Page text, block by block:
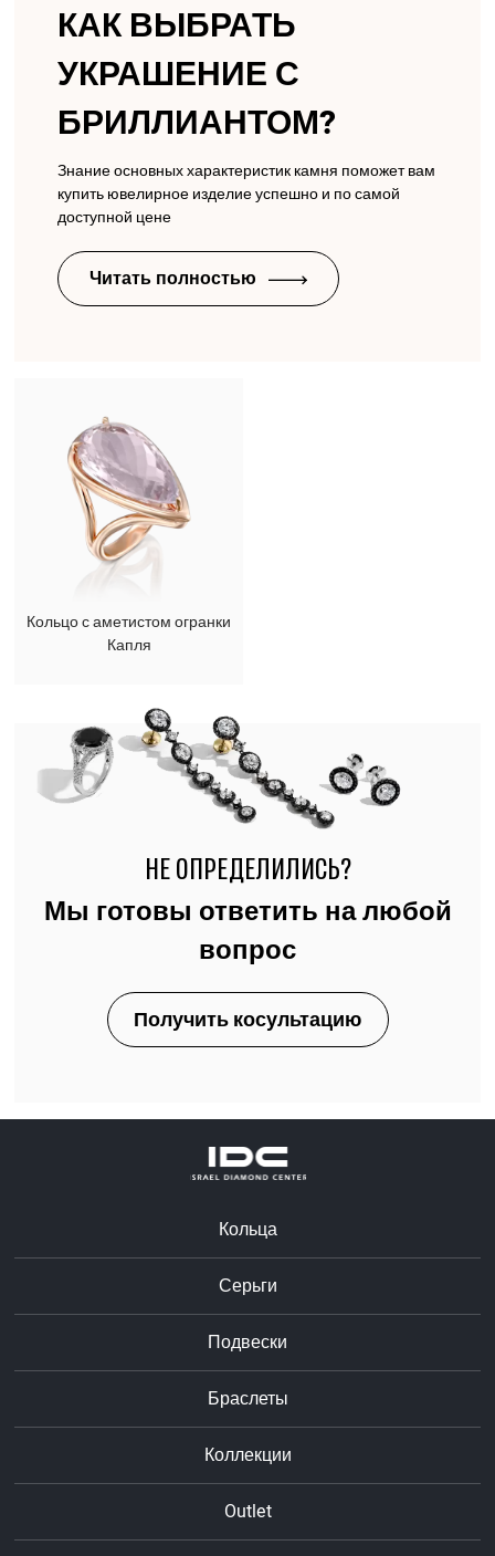
КАК ВЫБРАТЬ
УКРАШЕНИЕ С
БРИЛЛИАНТОМ?
Знание основных характеристик камня поможет вам
купить ювелирное изделие успешно и по самой
доступной цене
Читать полностью
Кольцо с аметистом огранки
Капля
НЕ ОПРЕДЕЛИЛИСЬ?
Мы готовы ответить на любой
вопрос
Получить косультацию
Кольца
Серьги
Подвески
Браслеты
Коллекции
Outlet